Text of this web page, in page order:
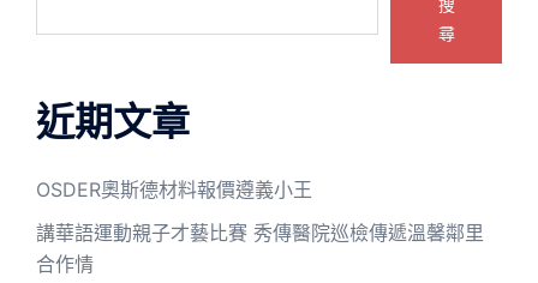
搜
尋
近期文章
OSDER奧斯德材料報價遵義小王
講華語運動親子才藝比賽 秀傳醫院巡檢傳遞溫馨鄰里
合作情